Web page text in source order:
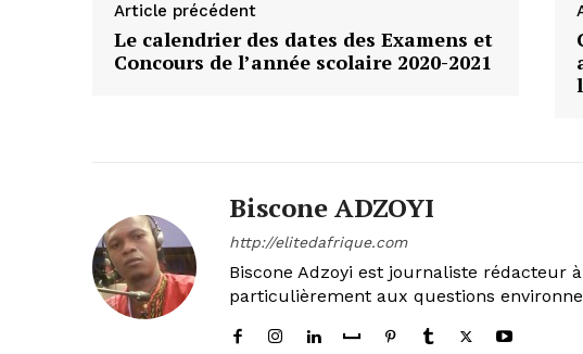
Article précédent
Le calendrier des dates des Examens et
Concours de l’année scolaire 2020-2021
Biscone ADZOYI
http://elitedafrique.com
Biscone Adzoyi est journaliste rédacteur
particulièrement aux questions